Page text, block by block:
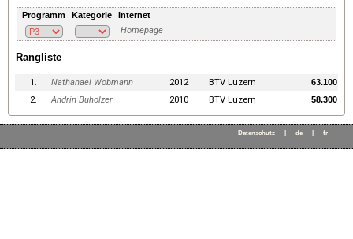
Programm Kategorie Internet
Homepage
Rangliste
1. Nathanael Wobmann 2012 BTV Luzern 63.100
2. Andrin Buholzer 2010 BTV Luzern 58.300
Datenschutz de fr